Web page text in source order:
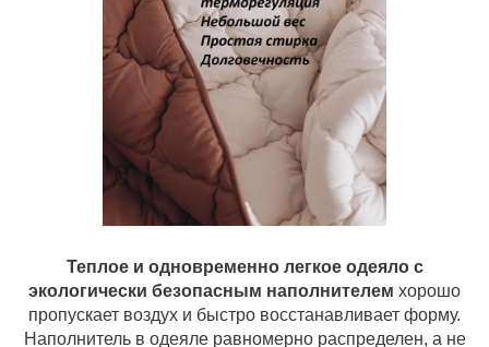
Теплое и одновременно легкое одеяло с
экологически безопасным наполнителем хорошо
пропускает воздух и быстро восстанавливает форму.
Наполнитель в одеяле равномерно распределен, а не